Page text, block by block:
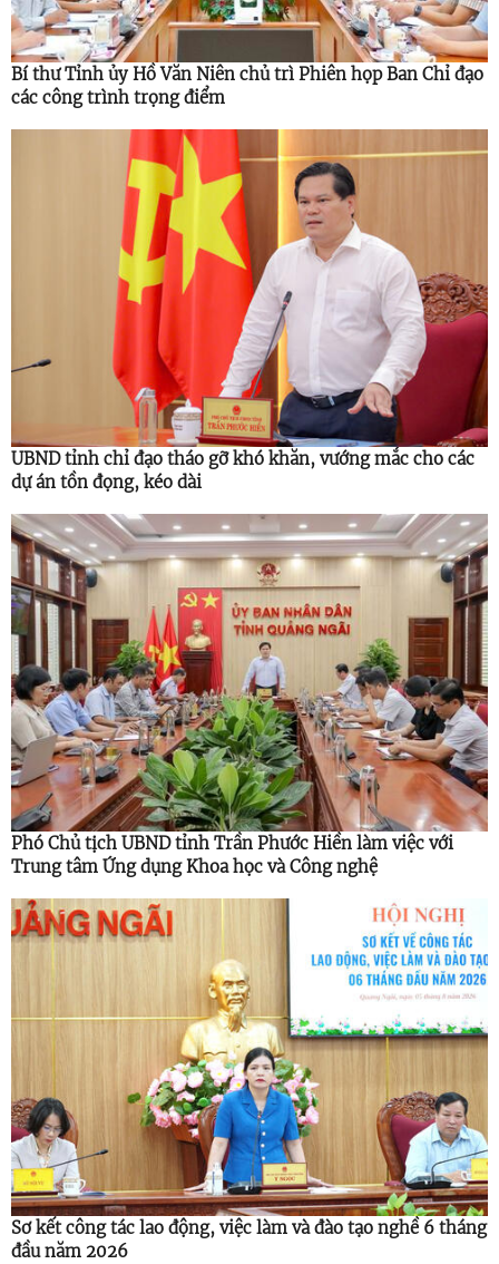
Bí thư Tỉnh ủy Hồ Văn Niên chủ trì Phiên họp Ban Chỉ đạo
các công trình trọng điểm
UBND tỉnh chỉ đạo tháo gỡ khó khăn, vướng mắc cho các
dự án tồn đọng, kéo dài
Phó Chủ tịch UBND tỉnh Trần Phước Hiền làm việc với
Trung tâm Ứng dụng Khoa học và Công nghệ
Sơ kết công tác lao động, việc làm và đào tạo nghề 6 tháng
đầu năm 2026